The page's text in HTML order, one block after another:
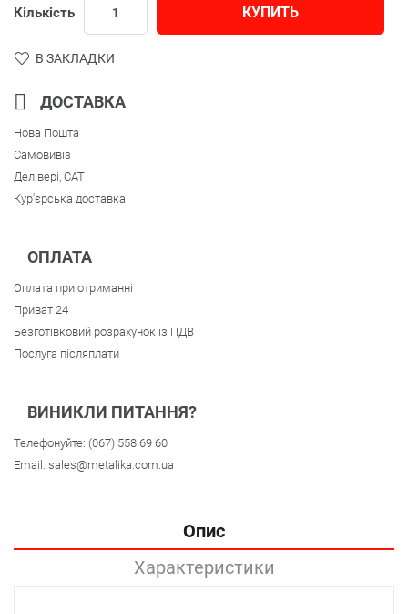
Кількість КУПИТЬ
В ЗАКЛАДКИ
ДОСТАВКА
Нова Пошта
Самовивіз
Делівері, CAT
Кур'єрська доставка
ОПЛАТА
Оплата при отриманні
Приват 24
Безготівковий розрахунок із ПДВ
Послуга післяплати
ВИНИКЛИ ПИТАННЯ?
Телефонуйте: (067) 558 69 60
Email: sales@metalika.com.ua
Опис
Характеристики